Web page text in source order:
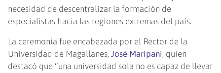
necesidad de descentralizar la formación de
especialistas hacia las regiones extremas del país.
La ceremonia fue encabezada por el Rector de la
Universidad de Magallanes,José Maripani, quien
destacó que “una universidad sola no es capaz de llevar